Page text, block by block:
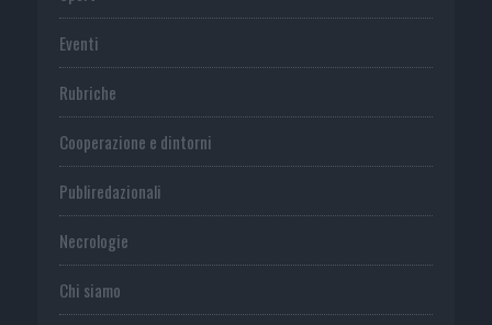
Eventi
Rubriche
Cooperazione e dintorni
Publiredazionali
Necrologie
Chi siamo